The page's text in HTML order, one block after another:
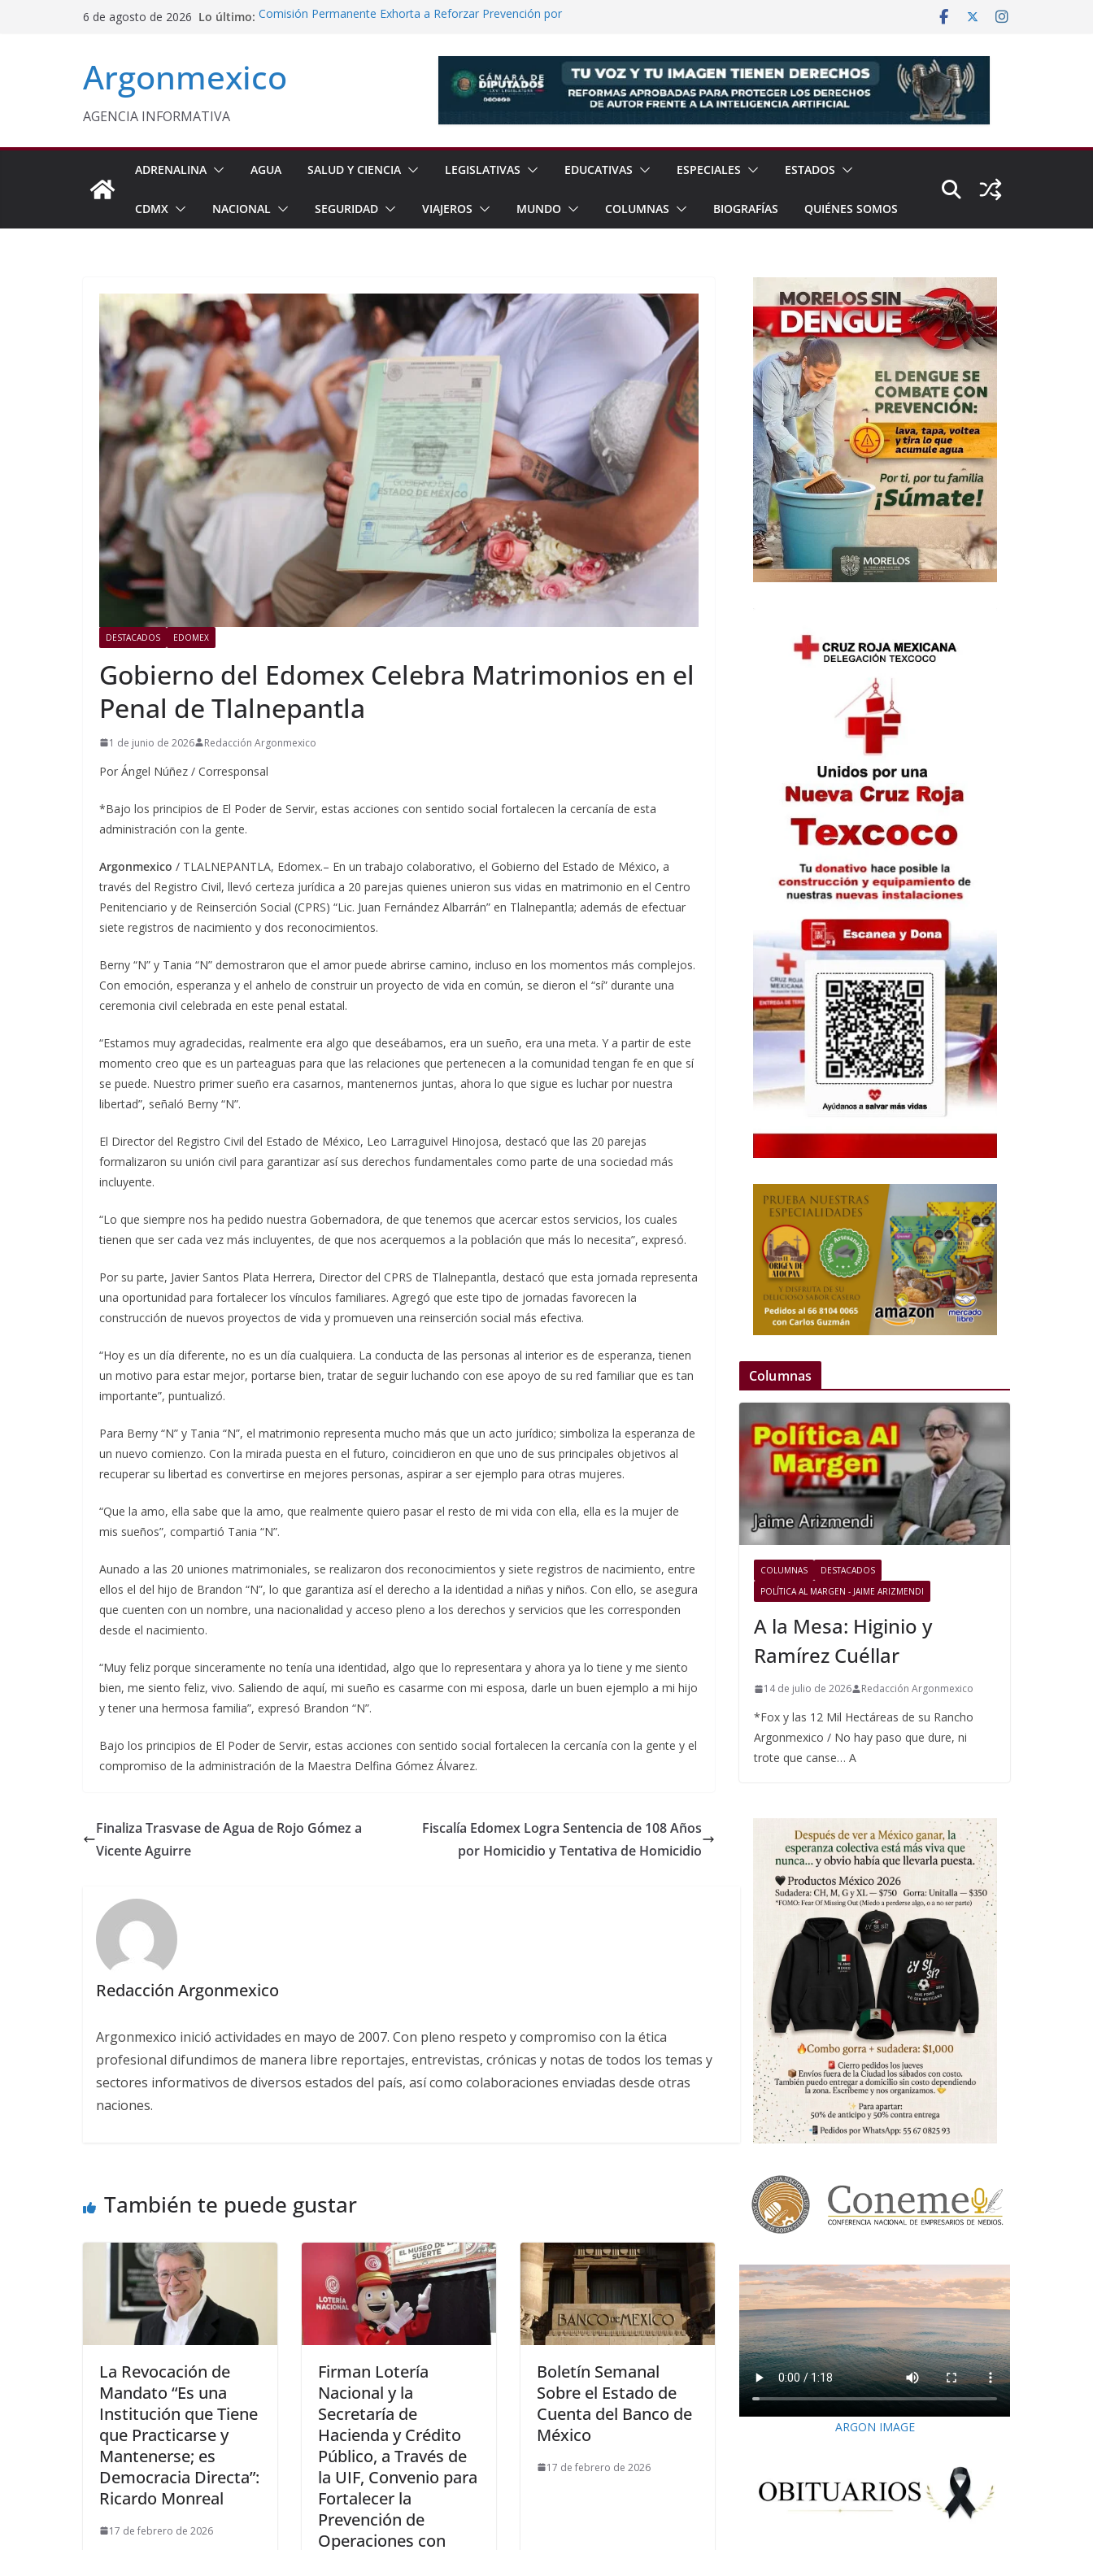
6 de agosto de 2026 Lo último: Comisión Permanente Exhorta a Reforzar Prevención por
Javier Saldaña Fortalece Aspiración con Multitudinario Evento
Reconoce ANTAD Morelos Estrategias de Seguridad de la
Siembra de 6.6 Millones de Árboles
Argonmexico
AGENCIA INFORMATIVA
ADRENALINA AGUA SALUD Y CIENCIA LEGISLATIVAS EDUCATIVAS ESPECIALES ESTADOS
CDMX NACIONAL SEGURIDAD VIAJEROS MUNDO COLUMNAS BIOGRAFÍAS QUIÉNES SOMOS
DESTACADOS EDOMEX
Gobierno del Edomex Celebra Matrimonios en el
Penal de Tlalnepantla
1 de junio de 2026 Redacción Argonmexico
Por Ángel Núñez / Corresponsal
*Bajo los principios de El Poder de Servir, estas acciones con sentido social fortalecen la cercanía de esta
administración con la gente.
Argonmexico / TLALNEPANTLA, Edomex.– En un trabajo colaborativo, el Gobierno del Estado de México, a
través del Registro Civil, llevó certeza jurídica a 20 parejas quienes unieron sus vidas en matrimonio en el Centro
Penitenciario y de Reinserción Social (CPRS) “Lic. Juan Fernández Albarrán” en Tlalnepantla; además de efectuar
siete registros de nacimiento y dos reconocimientos.
Berny “N” y Tania “N” demostraron que el amor puede abrirse camino, incluso en los momentos más complejos.
Con emoción, esperanza y el anhelo de construir un proyecto de vida en común, se dieron el “sí” durante una
ceremonia civil celebrada en este penal estatal.
“Estamos muy agradecidas, realmente era algo que deseábamos, era un sueño, era una meta. Y a partir de este
momento creo que es un parteaguas para que las relaciones que pertenecen a la comunidad tengan fe en que sí
se puede. Nuestro primer sueño era casarnos, mantenernos juntas, ahora lo que sigue es luchar por nuestra
libertad”, señaló Berny “N”.
El Director del Registro Civil del Estado de México, Leo Larraguivel Hinojosa, destacó que las 20 parejas
formalizaron su unión civil para garantizar así sus derechos fundamentales como parte de una sociedad más
incluyente.
“Lo que siempre nos ha pedido nuestra Gobernadora, de que tenemos que acercar estos servicios, los cuales
tienen que ser cada vez más incluyentes, de que nos acerquemos a la población que más lo necesita”, expresó.
Por su parte, Javier Santos Plata Herrera, Director del CPRS de Tlalnepantla, destacó que esta jornada representa
una oportunidad para fortalecer los vínculos familiares. Agregó que este tipo de jornadas favorecen la
construcción de nuevos proyectos de vida y promueven una reinserción social más efectiva.
“Hoy es un día diferente, no es un día cualquiera. La conducta de las personas al interior es de esperanza, tienen
un motivo para estar mejor, portarse bien, tratar de seguir luchando con ese apoyo de su red familiar que es tan
importante”, puntualizó.
Para Berny “N” y Tania “N”, el matrimonio representa mucho más que un acto jurídico; simboliza la esperanza de
un nuevo comienzo. Con la mirada puesta en el futuro, coincidieron en que uno de sus principales objetivos al
recuperar su libertad es convertirse en mejores personas, aspirar a ser ejemplo para otras mujeres.
“Que la amo, ella sabe que la amo, que realmente quiero pasar el resto de mi vida con ella, ella es la mujer de
mis sueños”, compartió Tania “N”.
Aunado a las 20 uniones matrimoniales, se realizaron dos reconocimientos y siete registros de nacimiento, entre
ellos el del hijo de Brandon “N”, lo que garantiza así el derecho a la identidad a niñas y niños. Con ello, se asegura
que cuenten con un nombre, una nacionalidad y acceso pleno a los derechos y servicios que les corresponden
desde el nacimiento.
“Muy feliz porque sinceramente no tenía una identidad, algo que lo representara y ahora ya lo tiene y me siento
bien, me siento feliz, vivo. Saliendo de aquí, mi sueño es casarme con mi esposa, darle un buen ejemplo a mi hijo
y tener una hermosa familia”, expresó Brandon “N”.
Bajo los principios de El Poder de Servir, estas acciones con sentido social fortalecen la cercanía con la gente y el
compromiso de la administración de la Maestra Delfina Gómez Álvarez.
Finaliza Trasvase de Agua de Rojo Gómez a
Vicente Aguirre
Fiscalía Edomex Logra Sentencia de 108 Años
por Homicidio y Tentativa de Homicidio
Redacción Argonmexico
Argonmexico inició actividades en mayo de 2007. Con pleno respeto y compromiso con la ética
profesional difundimos de manera libre reportajes, entrevistas, crónicas y notas de todos los temas y
sectores informativos de diversos estados del país, así como colaboraciones enviadas desde otras
naciones.
También te puede gustar
La Revocación de
Mandato “Es una
Institución que Tiene
que Practicarse y
Mantenerse; es
Democracia Directa”:
Ricardo Monreal
17 de febrero de 2026
Firman Lotería
Nacional y la
Secretaría de
Hacienda y Crédito
Público, a Través de
la UIF, Convenio para
Fortalecer la
Prevención de
Operaciones con
Boletín Semanal
Sobre el Estado de
Cuenta del Banco de
México
17 de febrero de 2026
Columnas
COLUMNAS
DESTACADOS
POLÍTICA AL MARGEN - JAIME ARIZMENDI
A la Mesa: Higinio y
Ramírez Cuéllar
14 de julio de 2026 Redacción Argonmexico
*Fox y las 12 Mil Hectáreas de su Rancho
Argonmexico / No hay paso que dure, ni
trote que canse… A
ARGON IMAGE